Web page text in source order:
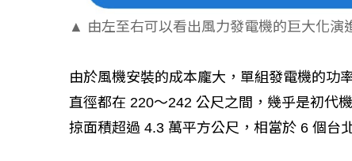
▲ 由左至右可以看出風力發電機的巨大化演
由於風機安裝的成本龐大，單組發電機的功
直徑都在 220～242 公尺之間，幾乎是初代
掠面積超過 4.3 萬平方公尺，相當於 6 個台